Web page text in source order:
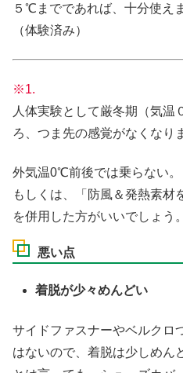
５℃までであれば、十分使え
（体験済み）
※1.
人体実験として厳冬期（気温
ろ、つま先の感覚がなくなり
外気温0℃前後では乗らない。
もしくは、「防風＆発熱素材
を併用した方がいいでしょう。
悪い点
着脱が少々めんどい
サイドファスナーやベルクロ
はないので、着脱は少しめん